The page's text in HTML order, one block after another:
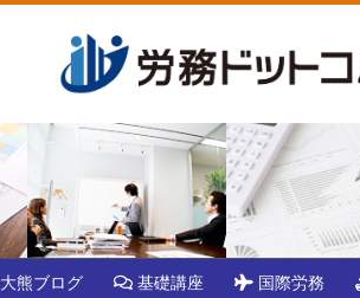
大熊ブログ 基礎講座 国際労務